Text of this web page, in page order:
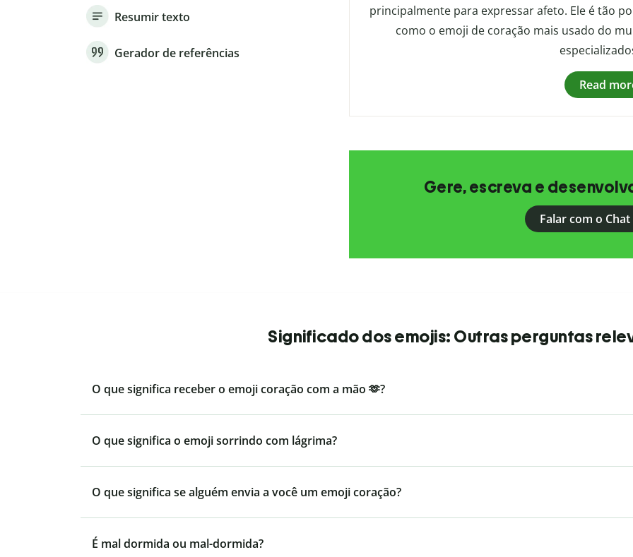
Resumir texto
Gerador de referências
principalmente para expressar afeto. Ele é tão
como o emoji de coração mais usado do
Read
Gere, escreva e
Falar com o
Significado dos emojis: Outras perguntas
O que significa receber o emoji coração com a mão 🫶?
O que significa o emoji sorrindo com lágrima?
O que significa se alguém envia a você um emoji coração?
É mal dormida ou mal-dormida?